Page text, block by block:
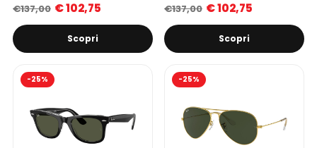
€137,00 € 102,75
Scopri
€137,00 € 102,75
Scopri
-25% -25%